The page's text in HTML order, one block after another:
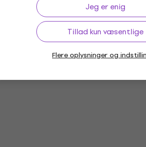
Jeg er enig
Tillad kun væsentlige
Flere oplysninger og